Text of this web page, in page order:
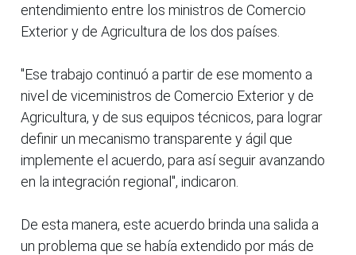
entendimiento entre los ministros de Comercio
Exterior y de Agricultura de los dos países.
"Ese trabajo continuó a partir de ese momento a
nivel de viceministros de Comercio Exterior y de
Agricultura, y de sus equipos técnicos, para lograr
definir un mecanismo transparente y ágil que
implemente el acuerdo, para así seguir avanzando
en la integración regional", indicaron.
De esta manera, este acuerdo brinda una salida a
un problema que se había extendido por más de